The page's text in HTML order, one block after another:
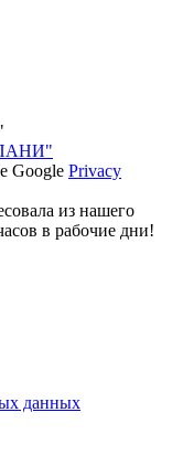
Google Privacy
из нашего
в рабочие дни!
данных